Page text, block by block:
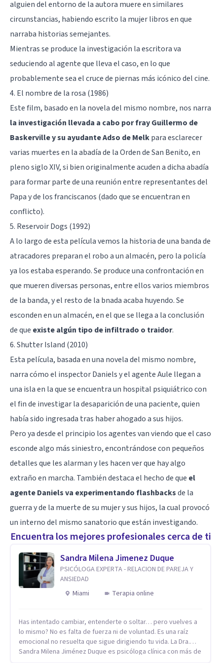
alguien del entorno de la autora muere en similares
circunstancias, habiendo escrito la mujer libros en que
narraba historias semejantes.
Mientras se produce la investigación la escritora va
seduciendo al agente que lleva el caso, en lo que
probablemente sea el cruce de piernas más icónico del cine.
4. El nombre de la rosa (1986)
Este film, basado en la novela del mismo nombre, nos narra
la investigación llevada a cabo por fray Guillermo de
Baskerville y su ayudante Adso de Melkpara esclarecer
varias muertes en la abadía de la Orden de San Benito, en
pleno siglo XIV, si bien originalmente acuden a dicha abadía
para formar parte de una reunión entre representantes del
Papa y de los franciscanos (dado que se encuentran en
conflicto).
5. Reservoir Dogs (1992)
A lo largo de esta película vemos la historia de una banda de
atracadores preparan el robo a un almacén, pero la policía
ya los estaba esperando. Se produce una confrontación en
que mueren diversas personas, entre ellos varios miembros
de la banda, y el resto de la bnada acaba huyendo. Se
esconden en un almacén, en el que se llega a la conclusión
de que existe algún tipo de infiltrado o traidor.
6. Shutter Island (2010)
Esta película, basada en una novela del mismo nombre,
narra cómo el inspector Daniels y el agente Aule llegan a
una isla en la que se encuentra un hospital psiquiátrico con
el fin de investigar la desaparición de una paciente, quien
había sido ingresada tras haber ahogado a sus hijos.
Pero ya desde el principio los agentes van viendo que el caso
esconde algo más siniestro, encontrándose con pequeños
detalles que les alarman y les hacen ver que hay algo
extraño en marcha. También destaca el hecho de que el
agente Daniels va experimentando flashbacksde la
guerra y de la muerte de su mujer y sus hijos, la cual provocó
un interno del mismo sanatorio que están investigando.
Encuentra los mejores profesionales cerca de ti
Sandra Milena Jimenez Duque
PSICÓLOGA EXPERTA - RELACION DE PAREJA Y
ANSIEDAD
Miami
Terapia online
Has intentado cambiar, entenderte o soltar… pero vuelves a
lo mismo? No es falta de fuerza ni de voluntad. Es una raíz
emocional no resuelta que sigue dirigiendo tu vida. La Dra.
Sandra Milena Jiménez Duque es psicóloga clínica con más de